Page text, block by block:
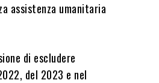
assistenza umanitaria
di escludere
del 2023 e nel